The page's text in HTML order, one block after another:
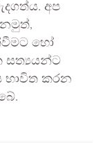
අප
හෝ
සත්‍යයන්ට
භාවිත කරන